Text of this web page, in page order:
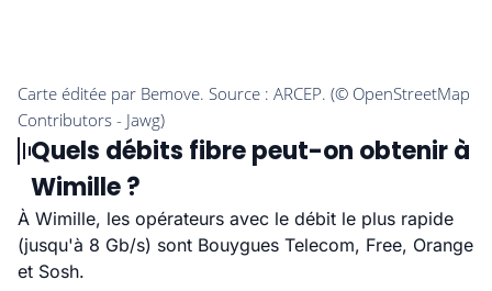
Quels débits fibre peut-on obtenir à
Wimille ?
À Wimille, les opérateurs avec le débit le plus rapide
(jusqu'à 8 Gb/s) sont Bouygues Telecom, Free, Orange
et Sosh.